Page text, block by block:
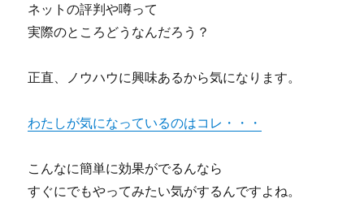
ネットの評判や噂って
実際のところどうなんだろう？
正直、ノウハウに興味あるから気になります。
わたしが気になっているのはコレ・・・
こんなに簡単に効果がでるんなら
すぐにでもやってみたい気がするんですよね。